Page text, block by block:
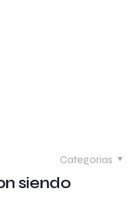
Categorias
siendo